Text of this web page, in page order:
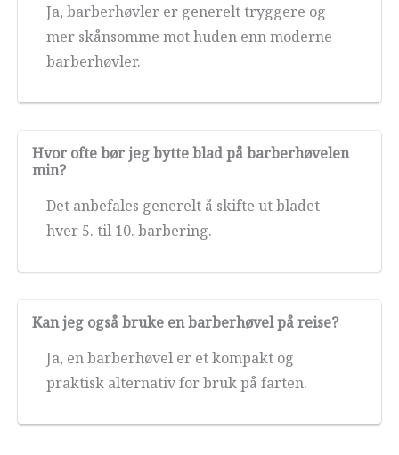
Ja, barberhøvler er generelt tryggere og
mer skånsomme mot huden enn moderne
barberhøvler.
Hvor ofte bør jeg bytte blad på barberhøvelen
min?
Det anbefales generelt å skifte ut bladet
hver 5. til 10. barbering.
Kan jeg også bruke en barberhøvel på reise?
Ja, en barberhøvel er et kompakt og
praktisk alternativ for bruk på farten.